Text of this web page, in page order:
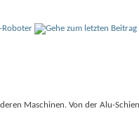
Roboter
Maschinen. Von der Alu-